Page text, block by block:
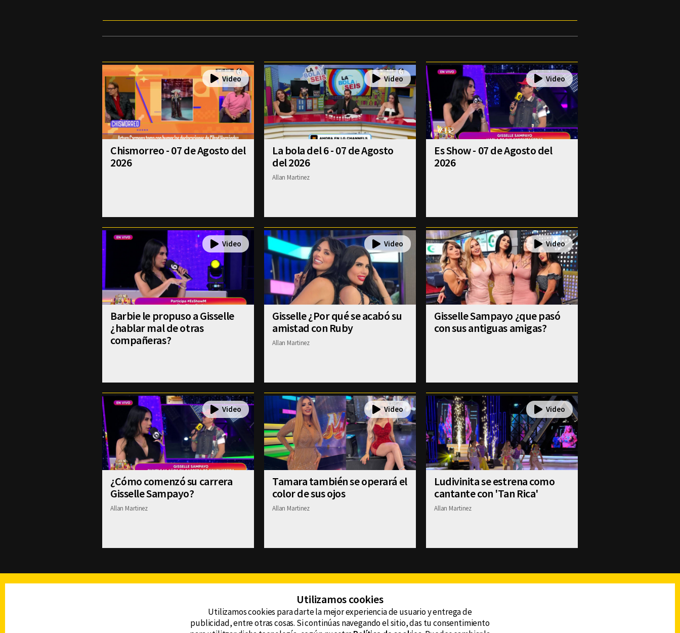
Chismorreo - 07 de Agosto del
2026
La bola del 6 - 07 de Agosto
del 2026
Allan Martinez
Es Show - 07 de Agosto del
2026
Barbie le propuso a Gisselle
¿hablar mal de otras
compañeras?
Gisselle ¿Por qué se acabó su
amistad con Ruby
Allan Martinez
Gisselle Sampayo ¿que pasó
con sus antiguas amigas?
¿Cómo comenzó su carrera
Gisselle Sampayo?
Allan Martinez
Tamara también se operará el
color de sus ojos
Allan Martinez
Ludivinita se estrena como
cantante con 'Tan Rica'
Allan Martinez
DERECHOS RESERVADOS © CANAL 6 2026
CONTACTO
Utilizamos cookies
Utilizamos cookies para darte la mejor experiencia de usuario y entrega de
publicidad, entre otras cosas. Si continúas navegando el sitio, das tu consentimiento